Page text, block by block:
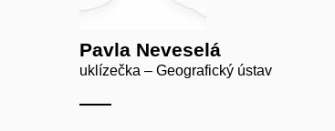
Pavla Neveselá
uklízečka – Geografický ústav